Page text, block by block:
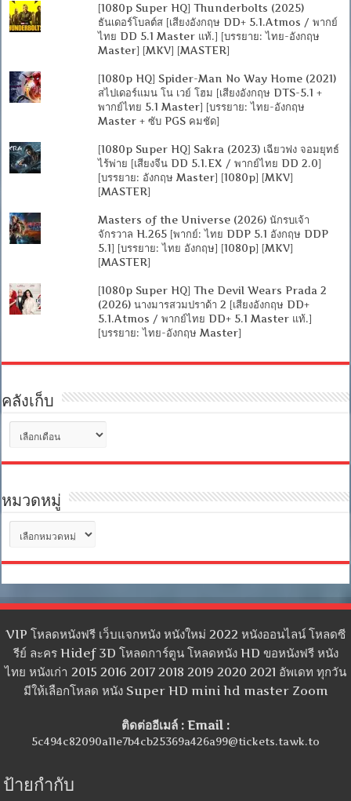
[1080p Super HQ] Thunderbolts (2025)
ธันเดอร์โบลต์ส [เสียงอังกฤษ DD+ 5.1.Atmos / พากย์
ไทย DD 5.1 Master แท้.] [บรรยาย: ไทย-อังกฤษ
Master] [MKV] [MASTER]
[1080p HQ] Spider-Man No Way Home (2021)
สไปเดอร์แมน โน เวย์ โฮม [เสียงอังกฤษ DTS-5.1 +
พากย์ไทย 5.1 Master] [บรรยาย: ไทย-อังกฤษ
Master + ซับ PGS คมชัด]
[1080p Super HQ] Sakra (2023) เฉียวฟง จอมยุทธ์
ไร้พ่าย [เสียงจีน DD 5.1.EX / พากย์ไทย DD 2.0]
[บรรยาย: อังกฤษ Master] [1080p] [MKV]
[MASTER]
Masters of the Universe (2026) นักรบเจ้า
จักรวาล H.265 [พากย์: ไทย DDP 5.1 อังกฤษ DDP
5.1] [บรรยาย: ไทย อังกฤษ] [1080p] [MKV]
[MASTER]
[1080p Super HQ] The Devil Wears Prada 2
(2026) นางมารสวมปราด้า 2 [เสียงอังกฤษ DD+
5.1.Atmos / พากย์ไทย DD+ 5.1 Master แท้.]
[บรรยาย: ไทย-อังกฤษ Master]
คลังเก็บ
เก็บ
หมวดหมู่
หมู่
VIP โหลดหนังฟรี เว็บแจกหนัง หนังใหม่ 2022 หนังออนไลน์ โหลดซี
รีย์ ละคร Hidef 3D โหลดการ์ตูน โหลดหนัง HD ขอหนังฟรี หนัง
ไทย หนังเก่า 2015 2016 2017 2018 2019 2020 2021 อัพเดท ทุกวัน
มีให้เลือกโหลด หนัง Super HD mini hd master Zoom
ติดต่ออีเมล์ : Email :
5c494c82090a11e7b4cb25369a426a99@tickets.tawk.to
ป้ายกำกับ